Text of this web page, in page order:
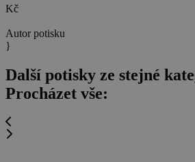
Kč
Autor potisku
}
Další potisky ze stejné
Procházet vše: